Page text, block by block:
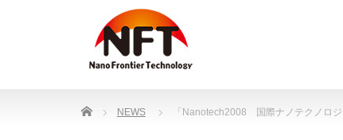
Home NEWS 「Nanotech2008 国際ナノテクノロジ